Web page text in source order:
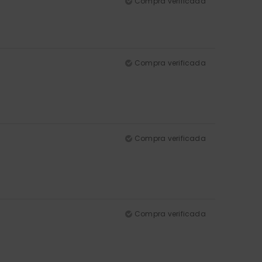
Compra verificada
Compra verificada
Compra verificada